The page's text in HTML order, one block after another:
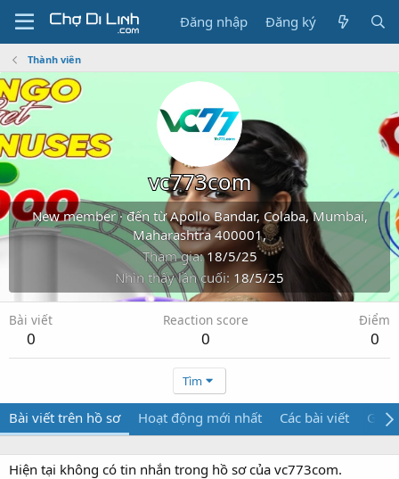
Đăng nhập Đăng ký
Thành viên
vc773com
New member · đến từ Apollo Bandar, Colaba, Mumbai,
Maharashtra 400001,
Tham gia 18/5/25
Nhìn thấy lần cuối 18/5/25
Bài viết
0
Reaction score
0
Điểm
0
Tìm
Bài viết trên hồ sơ Hoạt động mới nhất Các bài viết Giới
Hiện tại không có tin nhắn trong hồ sơ của vc773com.